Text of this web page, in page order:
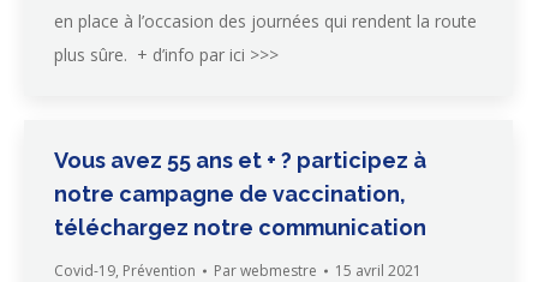
en place à l’occasion des journées qui rendent la route
plus sûre. + d’info par ici >>>
Vous avez 55 ans et + ? participez à
notre campagne de vaccination,
téléchargez notre communication
Covid-19, Prévention Parwebmestre 15 avril 2021